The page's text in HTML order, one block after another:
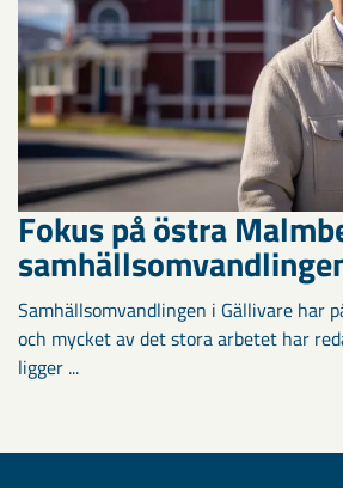
Fokus på östra
Samhällsomvandlingen i Gällivare har
och mycket av det stora arbetet har
ligger ...